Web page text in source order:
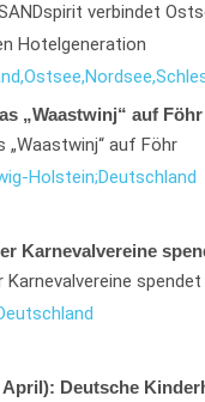
verbindet
Hotelgeneration
Ostsee,Nordsee,
„Waastwinj“ auf Föhr
„Waastwinj“ auf Föhr
Holstein;Deutschland
Karnevalvereine
spendet
Deutsche